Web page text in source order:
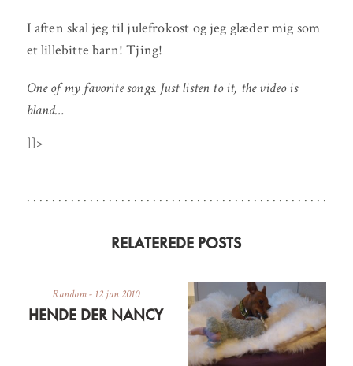
I aften skal jeg til julefrokost og jeg glæder mig som
et lillebitte barn! Tjing!
One of my favorite songs. Just listen to it, the video is
bland…
]]>
RELATEREDE POSTS
Random- 12 jan 2010
HENDE DER NANCY